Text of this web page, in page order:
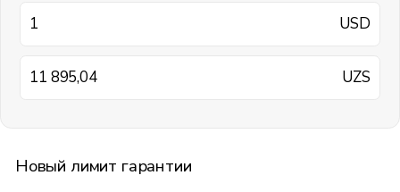
USD
UZS
Новый лимит гарантии